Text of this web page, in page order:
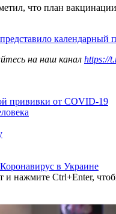
что план
представило календарный
на наш канал https://
прививки от COVID-19
Коронавирус в Украине
нажмите Ctrl+Enter,